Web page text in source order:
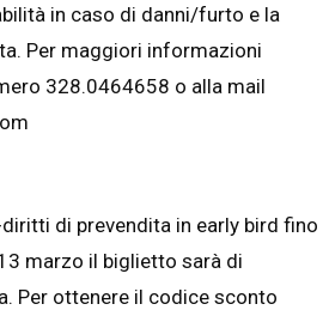
in caso di danni/furto e la
Per maggiori informazioni
328.0464658 o alla mail
di prevendita in early bird fino
marzo il biglietto sarà di
Per ottenere il codice sconto